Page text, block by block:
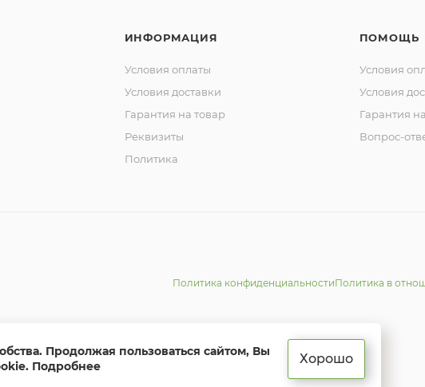
ИНФОРМАЦИЯ
Условия оплаты
Условия доставки
Гарантия на товар
Реквизиты
Политика
ПОМОЩЬ
Условия
Условия
Гарантия
Вопрос-
Политика конфиденциальностиПолитика в
Продолжая пользоваться сайтом, Вы
. Подробнее Хорошо